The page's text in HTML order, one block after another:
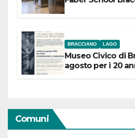
BRACCIANO LAGO
Museo Civico di
agosto per i 20
Comuni